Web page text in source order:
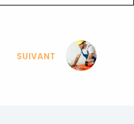
SUIVANT